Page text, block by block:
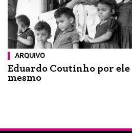
ARQUIVO
Eduardo Coutinho por ele
mesmo